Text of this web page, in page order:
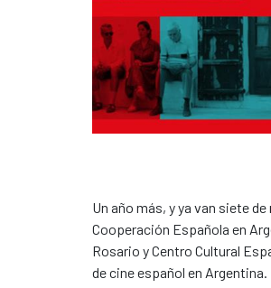
Un año más, y ya van siete
Cooperación Española en
Rosario y Centro Cultural
de cine español en Argentina.